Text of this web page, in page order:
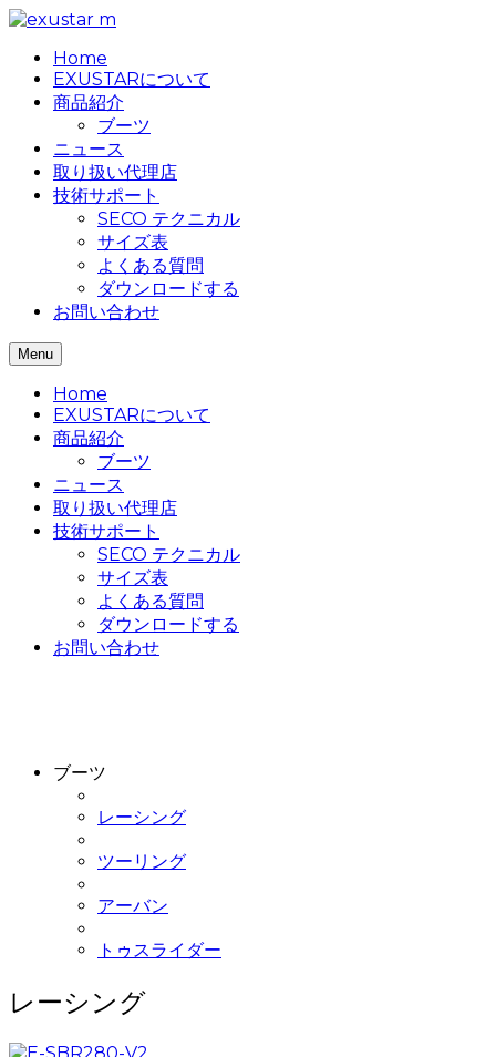
Home
EXUSTARについて
商品紹介
ブーツ
ニュース
取り扱い代理店
技術サポート
SECO テクニカル
サイズ表
よくある質問
ダウンロードする
お問い合わせ
Menu
Home
EXUSTARについて
商品紹介
ブーツ
ニュース
取り扱い代理店
技術サポート
SECO テクニカル
サイズ表
よくある質問
ダウンロードする
お問い合わせ
ブーツ
レーシング
ツーリング
アーバン
トゥスライダー
レーシング